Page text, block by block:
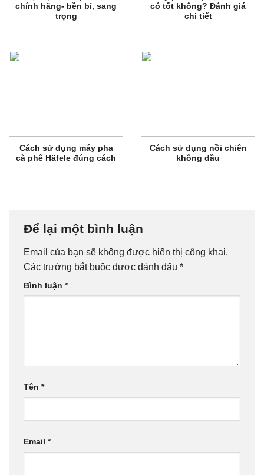
chính hãng- bền bỉ, sang
trọng
có tốt không? Đánh giá
chi tiết
Cách sử dụng máy pha
cà phê Häfele đúng cách
Cách sử dụng nồi chiên
không dầu
Để lại một bình luận
Email của bạn sẽ không được hiển thị công khai.
Các trường bắt buộc được đánh dấu *
Bình luận *
Tên *
Email *